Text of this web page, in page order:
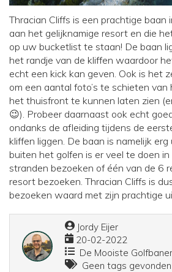
Thracian Cliffs is een prachtige baan
aan het gelijknamige resort en die
op uw bucketlist te staan! De baan
het randje van de kliffen waardoor
echt een kick kan geven. Ook is het
om een aantal foto’s te schieten
het thuisfront te kunnen laten zien
😉). Probeer daarnaast ook echt
ondanks de afleiding tijdens de
kliffen liggen. De baan is namelijk
buiten het golfen is er veel te doen
stranden bezoeken of één van de 6
resort bezoeken. Thracian Cliffs is
bezoeken waard met zijn prachtige
Jordy Eijer
20-02-2022
De Mooiste
Geen tags gevonden